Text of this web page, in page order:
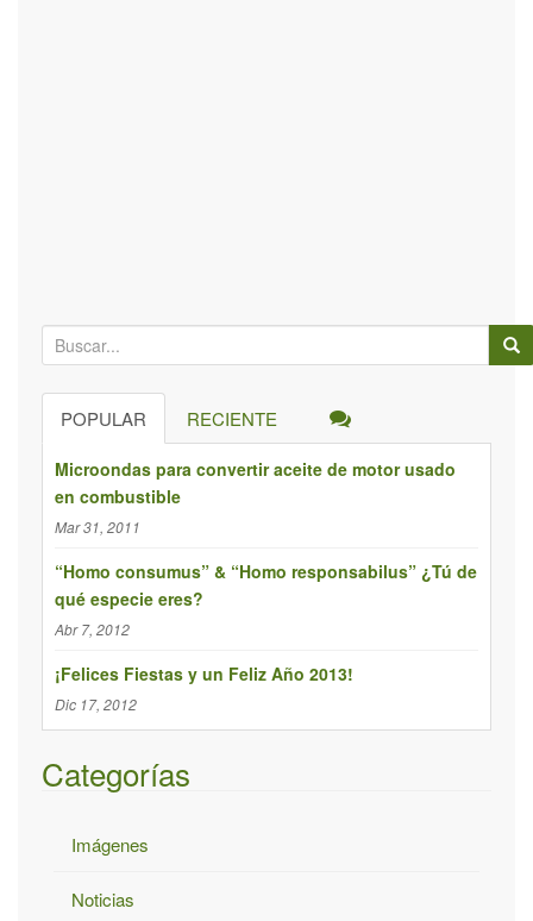
B
ú
s
POPULAR RECIENTE
Microondas para convertir aceite de motor usado
en combustible
Mar 31, 2011
“Homo consumus” & “Homo responsabilus” ¿Tú de
qué especie eres?
Abr 7, 2012
¡Felices Fiestas y un Feliz Año 2013!
Dic 17, 2012
Categorías
Imágenes
Noticias